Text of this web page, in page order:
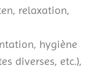
relaxation,
hygiène
diverses, etc.),